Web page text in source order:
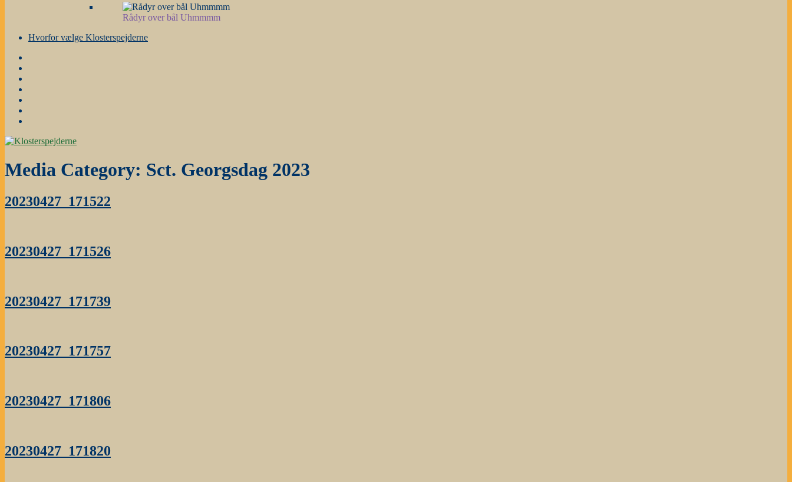
Rådyr over bål Uhmmmm
Hvorfor vælge Klosterspejderne
Klosterspejderne
Media Category: Sct. Georgsdag 2023
20230427_171522
20230427_171526
20230427_171739
20230427_171757
20230427_171806
20230427_171820